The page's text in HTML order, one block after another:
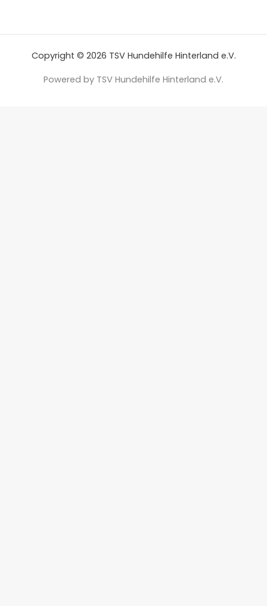
Copyright © 2026 TSV Hundehilfe Hinterland e.V.
Powered by TSV Hundehilfe Hinterland e.V.